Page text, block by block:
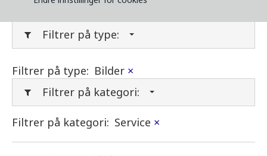
Filtrer på type:
Filtrer på type: Bilder ×
Filtrer på kategori:
Filtrer på kategori: Service ×